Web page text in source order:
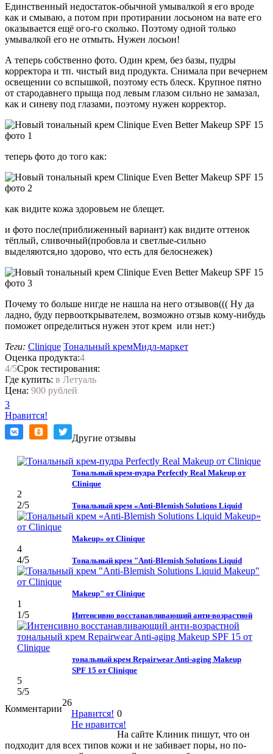
Единственный недостаток-обычной умывалкой я его вроде
как и смываю, а потом при протирании лосьоном на вате его
оказывается ещё ого-го сколько. Поэтому одной только
умывалкой его не отмыть. Нужен лосьон!
А теперь собственно фото. Один крем, без базы, пудры
корректора и тп. чистый вид продукта. Снимала при вечернем
освещении со вспышкой, поэтому есть блеск. Крупное пятно
от стародавнего прыща под левым глазом сильно не замазал,
как и синеву под глазами, поэтому нужен корректор.
теперь фото до того как:
как видите кожа здоровьем не блещет.
и фото после(приближенный вариант) как видите оттенок
тёплый, сливочный(пробовла и светлые-сильно
выделяются,но здорово, что есть для белоснежек)
Почему то больше нигде не нашла на него отзывов((( Ну да
ладно, буду первооткрывателем, возможно отзыв кому-нибудь
поможет определиться нужен этот крем или нет:)
Теги: Clinique Тональный кремМидл-маркет
Оценка продукта:4
4/5Срок тестирования:
Где купить: в Летуаль
Цена: 900 рублей
3
Нравится!
Другие отзывы
Тональный крем-пудра Perfectly Real Makeup от
Clinique
2
2/5 Тональный крем «Anti-Blemish Solutions Liquid
Makeup» от Clinique
4
4/5 Тональный крем "Anti-Blemish Solutions Liquid
Makeup" от Clinique
1
1/5 Интенсивно восстанавливающий анти-возрастной
тональный крем Repairwear Anti-aging Makeup
SPF 15 от Clinique
5
5/5
Комментарии
26
Нравится!
Не нравится!
0
На сайте Клиник пишут, что он
подходит для всех типов кожи и не забивает поры, но по-